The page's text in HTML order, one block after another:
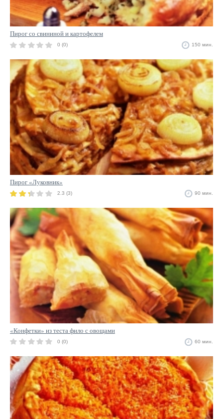
Пирог со свининой и картофелем
0 (0) 150 мин.
Пирог «Луковник»
2.3 (3) 90 мин.
«Конфетки» из теста фило с овощами
0 (0) 60 мин.